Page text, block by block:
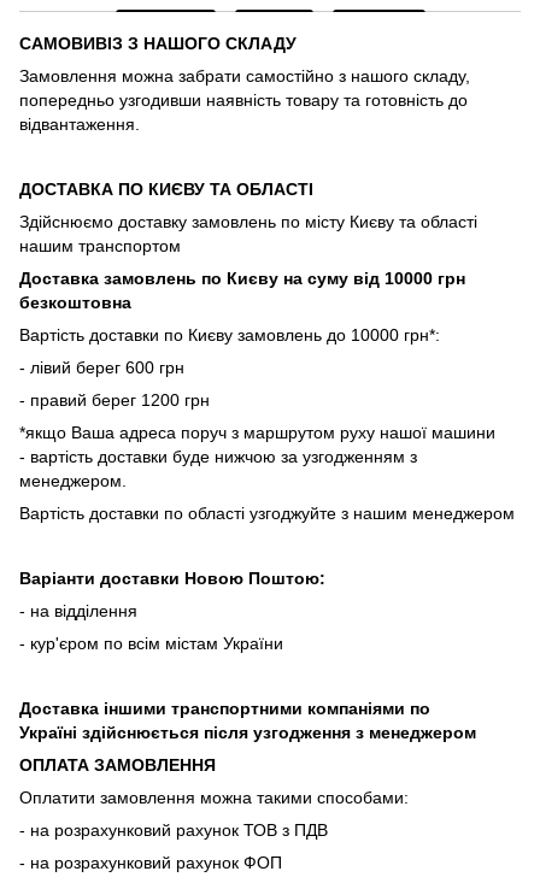
САМОВИВІЗ З НАШОГО СКЛАДУ
Замовлення можна забрати самостійно з нашого складу,
попередньо узгодивши наявність товару та готовність до
відвантаження.
ДОСТАВКА ПО КИЄВУ ТА ОБЛАСТІ
Здійснюємо доставку замовлень по місту Києву та області
нашим транспортом
Доставка замовлень по Києву на суму від 10000 грн
безкоштовна
Вартість доставки по Києву замовлень до 10000 грн*:
- лівий берег 600 грн
- правий берег 1200 грн
*якщо Ваша адреса поруч з маршрутом руху нашої машини
- вартість доставки буде нижчою за узгодженням з
менеджером.
Вартість доставки по області узгоджуйте з нашим менеджером
Варіанти доставки Новою Поштою:
- на відділення
- кур'єром по всім містам України
Доставка іншими транспортними компаніями по
Україні здійснюється після узгодження з менеджером
ОПЛАТА ЗАМОВЛЕННЯ
Оплатити замовлення можна такими способами:
- на розрахунковий рахунок ТОВ з ПДВ
- на розрахунковий рахунок ФОП